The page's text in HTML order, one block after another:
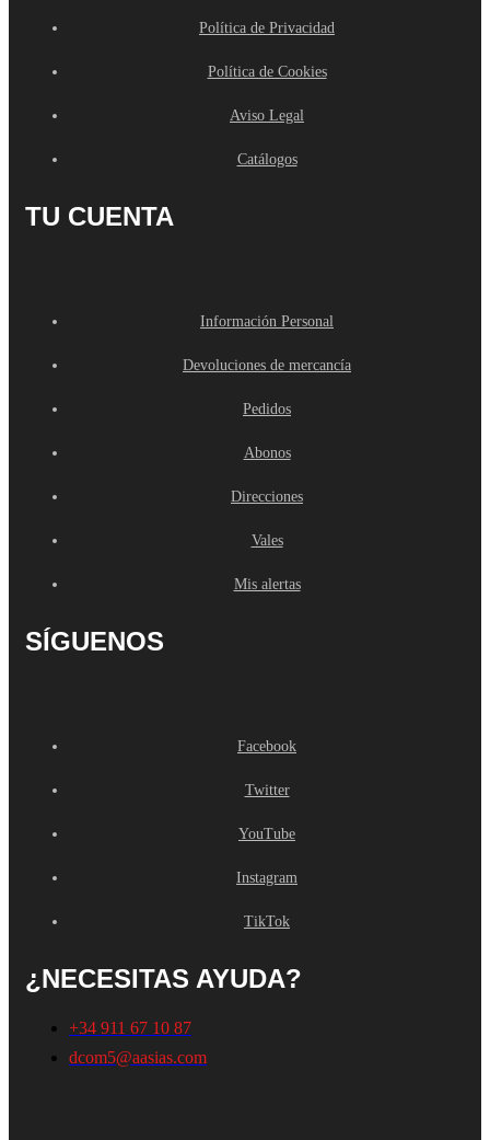
Política de Privacidad
Política de Cookies
Aviso Legal
Catálogos
TU CUENTA
Información Personal
Devoluciones de mercancía
Pedidos
Abonos
Direcciones
Vales
Mis alertas
SÍGUENOS
Facebook
Twitter
YouTube
Instagram
TikTok
¿NECESITAS AYUDA?
+34 911 67 10 87
dcom5@aasias.com